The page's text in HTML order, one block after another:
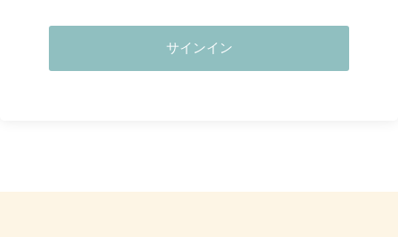
サインイン